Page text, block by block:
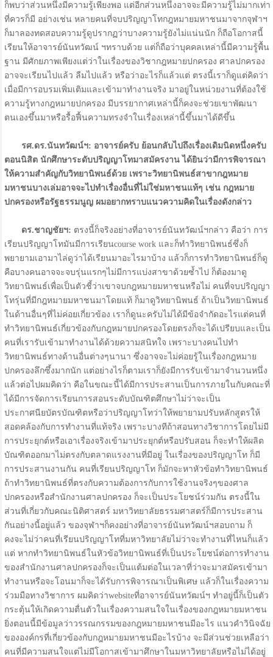
ก็พบว่าส่วนหนึ่งมีความรู้เพียงพอ แต่อีกส่วนหนึ่งอาจจะมีความรู้ไม่มากเท่า
ที่ควรก็มี อย่างเช่น หลายคนที่จบปริญญาโทกฎหมายมหาชนมาจากจุฬาฯ
ก็มาลองทดสอบความรู้ดูปรากฏว่าบางความรู้ยังไม่แน่นนัก ก็ถือโอกาสนี้
เรียนให้อาจารย์นันทวัฒน์ ฯทราบด้วย แต่ก็ถือว่าบุคคลเหล่านี้มีความรู้พื้น
ฐาน มีศักยภาพเพียงแต่ว่าในเรื่องของวิชากฎหมายปกครอง ศาลปกครอง
อาจจะเรียนไปแล้ว ลืมไปแล้ว หรือว่าอะไรก็แล้วแต่ ตรงนี้เราก็ดูแต่คิดว่า
เมื่อมีการอบรมเพิ่มเติมและเข้ามาทำงานจริง มาอยู่ในหน่วยงานที่ต้องใช้
ความรู้ทางกฎหมายปกครอง มีบรรยากาศเหล่านี้ก็คงจะช่วยเขาพัฒนา
ตนเองขึ้นมาหรือรื้อฟื้นความทรงจำในเรื่องเหล่านี้ขึ้นมาได้ดีขึ้น
รศ.ดร.นันทวัฒน์ฯ: อาจารย์ครับ ย้อนกลับไปถึงเรื่องเดิมนิดหนึ่งครับ
ตอนนิสิต นักศึกษาระดับปริญญาโทมาสมัครงาน ได้ยินว่ามีการพิจารณา
ให้ความสำคัญกับวิทยานิพนธ์ด้วย เพราะวิทยานิพนธ์สาขากฎหมาย
มหาชนบางเล่มอาจจะไปทำเรื่องอื่นที่ไม่ใช่มหาชนแท้ๆ เช่น กฎหมาย
ปกครองหรือรัฐธรรมนูญ ผมอยากทราบแนวความคิดในเรื่องดังกล่าว
ดร.ชาญชัยฯ: ตรงนี้ก็จริงอย่างที่อาจารย์นันทวัฒน์ฯกล่าว คือว่า การ
เรียนปริญญาโทมันมีการเรียนcourse work และก็ทำวิทยานิพนธ์ซึ่งก็
พยายามเอามาไล่ดูว่าได้เรียนมาอะไรมาบ้าง แล้วก็การทำวิทยานิพนธ์ก็ดู
คือบางคนอาจจะจบรุ่นแรกๆไม่มีการแบ่งสาขาด้วยซ้ำไป ก็ต้องมาดู
วิทยานิพนธ์เพื่อเป็นตัวชี้ว่าเขาจบกฎหมายมหาชนหรือไม่ คนที่จบปริญญา
โทรุ่นที่มีกฎหมายมหาชนมาโดยแท้ ก็มาดูวิทยานิพนธ์ ถ้าเป็นวิทยานิพนธ์
ในด้านอื่นๆที่ไม่ค่อยเกี่ยวข้อง เราก็ดูนะครับไม่ได้มีข้อจำกัดอะไรแต่คนที่
ทำวิทยานิพนธ์เกี่ยวข้องกับกฎหมายปกครองโดยตรงก็จะได้เปรียบและเป็น
คนที่เรารับเข้ามาทำงานได้ด้วยความสนิทใจ เพราะบางคนไปทำ
วิทยานิพนธ์ทางด้านอื่นต่างๆนานา ซึ่งอาจจะไม่ค่อยรู้ในเรื่องกฎหมาย
ปกครองลึกซึ้งมากนัก แต่อย่างไรก็ตามเราก็ยังมีการรับเข้ามาจำนวนหนึ่ง
แล้วต่อไปผมคิดว่า คือในขณะนี้ได้มีการประสานเป็นการภายในกับคณะที่
ได้มีการจัดการเรียนการสอนระดับบัณฑิตศึกษาไม่ว่าจะเป็น
ประกาศนียบัตรบัณฑิตหรือว่าปริญญาโทว่าให้พยายามปรับหลักสูตรให้
สอดคล้องกับการทำงานที่แท้จริง เพราะบางทีถ้าสอนทางวิชาการโดยไม่มี
การประยุกต์หรือเอาเรื่องจริงเข้ามาประยุกต์หรือปรับสอน ก็จะทำให้ผลิต
บัณฑิตออกมาไม่ตรงกับตลาดแรงงานที่มีอยู่ ในเรื่องของปริญญาโท ก็มี
การประสานงานกัน คนที่เรียนปริญญาโท ก็มักจะหาหัวข้อทำวิทยานิพนธ์
ถ้าทำวิทยานิพนธ์ที่ตรงกับความต้องการกับการใช้งานจริงๆของศาล
ปกครองหรือสำนักงานศาลปกครอง ก็จะเป็นประโยชน์ร่วมกัน ตรงนี้ใน
ส่วนที่เกี่ยวกับคณะนิติศาสตร์ มหาวิทยาลัยธรรมศาสตร์ก็มีการประสาน
กันอย่างนี้อยู่แล้ว ของจุฬาฯก็คงอย่างที่อาจารย์นันทวัฒน์ฯสอบถาม ก็
คงจะไม่ว่าคนที่เรียนปริญญาโทที่มหาวิทยาลัยไม่ว่าจะทำงานที่ไหนก็แล้ว
แต่ หากทำวิทยานิพนธ์ในหัวข้อวิทยานิพนธ์ที่เป็นประโยชน์ต่อการทำงาน
ของสำนักงานศาลปกครองก็จะเป็นแต้มต่อในเวลาที่ว่าจะมาสมัครเข้ามา
ทำงานหรือจะโอนมาก็จะได้รับการพิจารณาเป็นพิเศษ แล้วก็ในเรื่องความ
ร่วมมือทางวิชาการ ผมคิดว่าwebsiteที่อาจารย์นันทวัฒน์ฯ ทำอยู่นี้ก็เป็นตัว
กระตุ้นให้เกิดความตื่นตัวในเรื่องความสนใจในเรื่องของกฎหมายมหาชน
ยิ่งตอนนี้มีข้อมูลว่าวรรณกรรมของกฎหมายมหาชนมีอะไร แนวคำวินิจฉัย
ขององค์กรที่เกี่ยวข้องกับกฎหมายมหาชนมีอะไรบ้าง จะมีส่วนช่วยเหลือว่า
คนที่มีความสนใจแต่ไม่มีโอกาสเข้ามาศึกษาในมหาวิทยาลัยหรือไม่ได้อยู่